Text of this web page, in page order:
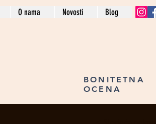
O nama Novosti Blog
BONITETNA
OCENA